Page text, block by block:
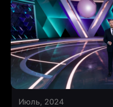
Июль, 2024